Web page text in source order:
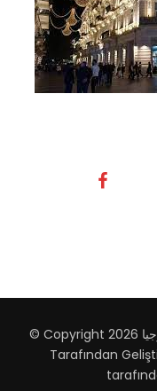
© Copyright 2026
Tarafından